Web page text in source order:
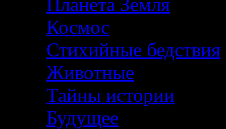
Космос
Стихийные бедствия
Животные
Тайны истории
Будущее